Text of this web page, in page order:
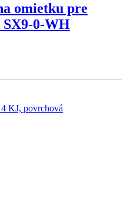
omietku pre
SX9-0-WH